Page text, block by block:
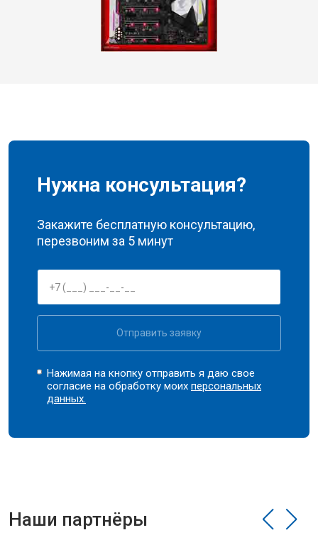
Нужна консультация?
Закажите бесплатную консультацию,
перезвоним за 5 минут
Отправить заявку
Нажимая на кнопку отправить я даю свое
согласие на обработку моихперсональных
данных.
Наши партнёры